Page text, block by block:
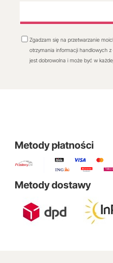
Zgadzam się na przetwarzanie
otrzymania informacji handlowych
jest dobrowolna i może być w
Metody płatności
Metody dostawy